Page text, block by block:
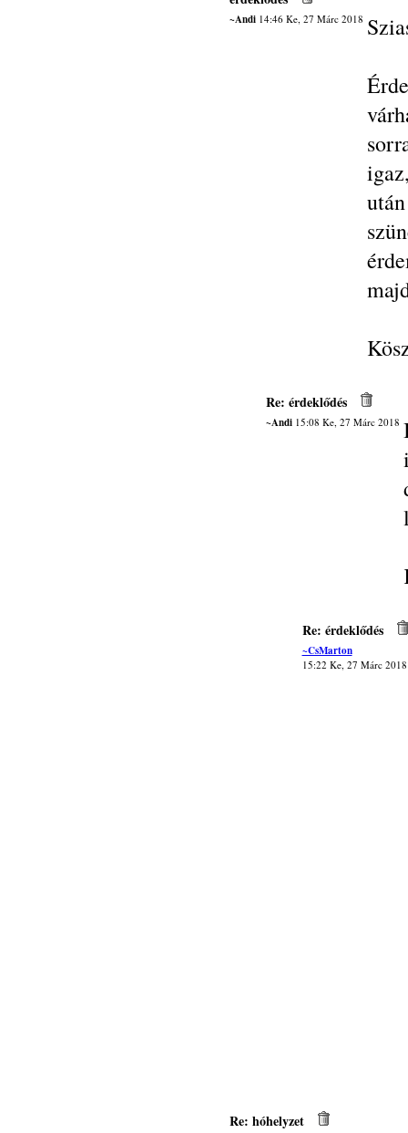
~Andi14:46 Ke, 27 Márc 2018
Re: érdeklődés
~Andi15:08 Ke, 27 Márc 2018
Re: érdeklődés
~CsMarton
15:22 Ke, 27 Márc 2018
Re: hóhelyzet